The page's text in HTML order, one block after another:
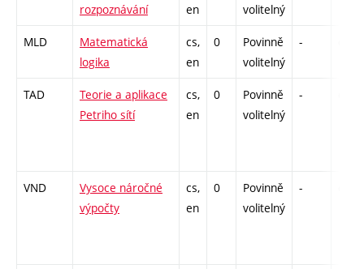
rozpoznávání
en
volitelný
MLD
Matematická
logika
cs,
en
0
Povinně
volitelný
-
TAD
Teorie a aplikace
Petriho sítí
cs,
en
0
Povinně
volitelný
-
VND
Vysoce náročné
výpočty
cs,
en
0
Povinně
volitelný
-